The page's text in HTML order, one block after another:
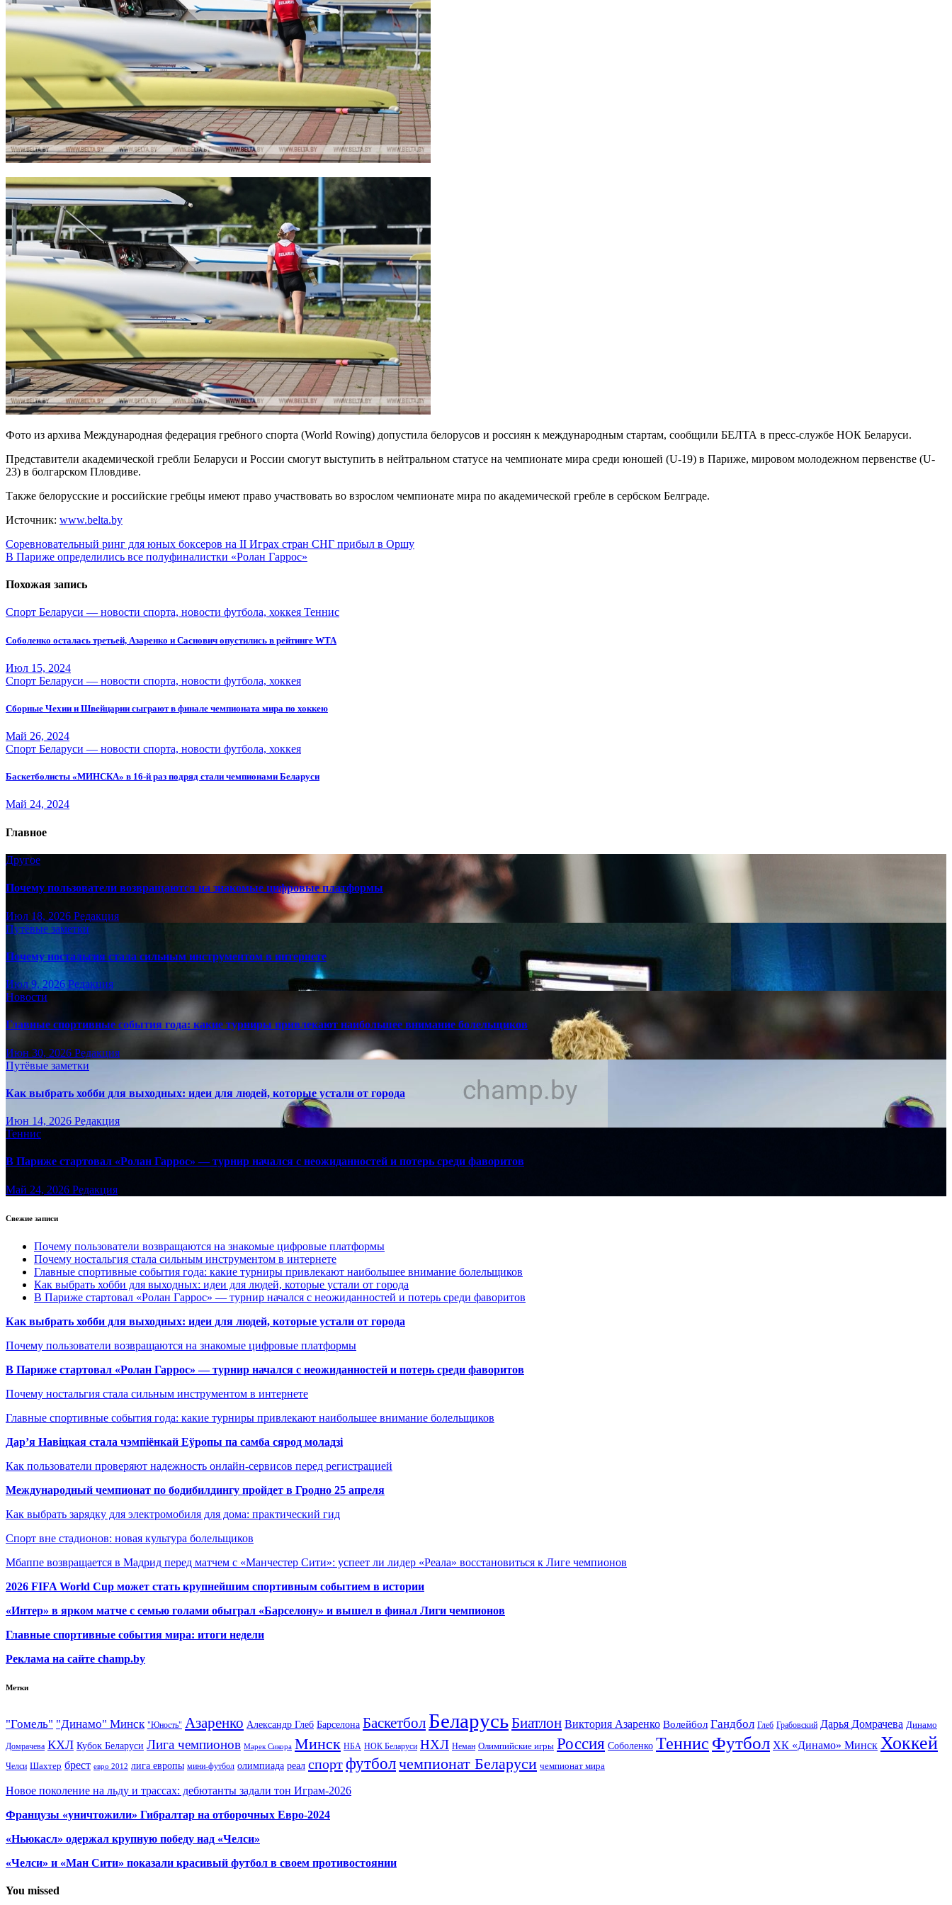
Фото из архива Международная федерация гребного спорта (World Rowing) допустила белорусов и россиян к международным стартам, сообщили БЕЛТА в пресс-службе НОК Беларуси.
Представители академической гребли Беларуси и России смогут выступить в нейтральном статусе на чемпионате мира среди юношей (U-19) в Париже, мировом молодежном первенстве (U-
23) в болгарском Пловдиве.
Также белорусские и российские гребцы имеют право участвовать во взрослом чемпионате мира по академической гребле в сербском Белграде.
Источник: www.belta.by
Навигация
по
записям
Соревновательный ринг для юных боксеров на II Играх стран СНГ прибыл в Оршу
В Париже определились все полуфиналистки «Ролан Гаррос»
Похожая запись
Спорт Беларуси — новости спорта, новости футбола, хоккея Теннис
Соболенко осталась третьей, Азаренко и Саснович опустились в рейтинге WTA
Июл 15, 2024
Спорт Беларуси — новости спорта, новости футбола, хоккея
Сборные Чехии и Швейцарии сыграют в финале чемпионата мира по хоккею
Май 26, 2024
Спорт Беларуси — новости спорта, новости футбола, хоккея
Баскетболисты «МИНСКА» в 16-й раз подряд стали чемпионами Беларуси
Май 24, 2024
Главное
Другое
Почему пользователи возвращаются на знакомые цифровые платформы
Июл 18, 2026 Редакция
Путёвые заметки
Почему ностальгия стала сильным инструментом в интернете
Июл 9, 2026 Редакция
Новости
Главные спортивные события года: какие турниры привлекают наибольшее внимание болельщиков
Июн 30, 2026 Редакция
Путёвые заметки
Как выбрать хобби для выходных: идеи для людей, которые устали от города
Июн 14, 2026 Редакция
Теннис
В Париже стартовал «Ролан Гаррос» — турнир начался с неожиданностей и потерь среди фаворитов
Май 24, 2026 Редакция
Свежие записи
Почему пользователи возвращаются на знакомые цифровые платформы
Почему ностальгия стала сильным инструментом в интернете
Главные спортивные события года: какие турниры привлекают наибольшее внимание болельщиков
Как выбрать хобби для выходных: идеи для людей, которые устали от города
В Париже стартовал «Ролан Гаррос» — турнир начался с неожиданностей и потерь среди фаворитов
Как выбрать хобби для выходных: идеи для людей, которые устали от города
Почему пользователи возвращаются на знакомые цифровые платформы
В Париже стартовал «Ролан Гаррос» — турнир начался с неожиданностей и потерь среди фаворитов
Почему ностальгия стала сильным инструментом в интернете
Главные спортивные события года: какие турниры привлекают наибольшее внимание болельщиков
Дар’я Навіцкая стала чэмпіёнкай Еўропы па самба сярод моладзі
Как пользователи проверяют надежность онлайн-сервисов перед регистрацией
Международный чемпионат по бодибилдингу пройдет в Гродно 25 апреля
Как выбрать зарядку для электромобиля для дома: практический гид
Спорт вне стадионов: новая культура болельщиков
Мбаппе возвращается в Мадрид перед матчем с «Манчестер Сити»: успеет ли лидер «Реала» восстановиться к Лиге чемпионов
2026 FIFA World Cup может стать крупнейшим спортивным событием в истории
«Интер» в ярком матче с семью голами обыграл «Барселону» и вышел в финал Лиги чемпионов
Главные спортивные события мира: итоги недели
Реклама на сайте champ.by
Метки
"Гомель" "Динамо" Минск "Юность" Азаренко Александр Глеб Барселона Баскетбол БеларусьБиатлон Виктория Азаренко Волейбол Гандбол Глеб Грабовский Дарья Домрачева Динамо
Домрачева КХЛ Кубок Беларуси Лига чемпионов Марек Сикора Минск НБА НОК Беларуси НХЛ Неман Олимпийские игры Россия Соболенко Теннис Футбол ХК «Динамо» Минск Хоккей
Челси Шахтер брест евро 2012 лига европы мини-футбол олимпиада реал спортфутболчемпионат Беларуси чемпионат мира
Новое поколение на льду и трассах: дебютанты задали тон Играм-2026
Французы «уничтожили» Гибралтар на отборочных Евро-2024
«Ньюкасл» одержал крупную победу над «Челси»
«Челси» и «Ман Сити» показали красивый футбол в своем противостоянии
You missed